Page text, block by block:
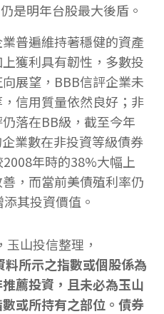
是明年台股最大後盾。
普遍維持著穩健的資產
獲利具有韌性，多數投
展望，BBB信評企業未
信用質量依然良好；非
落在BB級，截至今年
業數在非投資等級債券
年時的38%大幅上
，而當前美債殖利率仍
其投資價值。
山投信整理，
料所示之指數或個股係為
薦投資，且未必為玉山
或所持有之部位。債券